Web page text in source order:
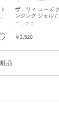
お気に入り
ヴェリィ ローズ
ンジング ジェル /
mL
ニュクス
￥3,520
品
全て